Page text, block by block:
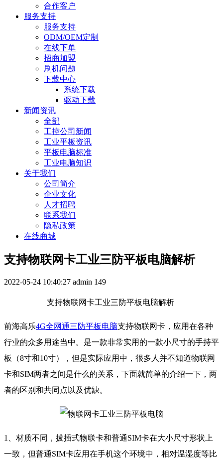
合作客户
服务支持
服务支持
ODM/OEM定制
在线下单
招商加盟
刷机问题
下载中心
系统下载
驱动下载
新闻资讯
全部
工控公司新闻
工业平板资讯
平板电脑标准
工业电脑知识
关于我们
公司简介
企业文化
人才招聘
联系我们
隐私政策
在线商城
支持物联网卡工业三防平板电脑解析
2022-05-24 10:40:27 admin 149
支持物联网卡工业三防平板电脑解析
前海高乐4G全网通三防平板电脑支持物联网卡，应用在各种
行业的众多用途当中。是一款非常实用的一款小尺寸的手持平
板（8寸和10寸），但是实际应用中，很多人并不知道物联网
卡和SIM两者之间是什么的关系，下面就简单的介绍一下，两
者的区别和共同点以及优缺。
1、材质不同，拔插式物联卡和普通SIM卡在大小尺寸形状上
一致，但普通SIM卡应用在手机这个环境中，相对温湿度等比